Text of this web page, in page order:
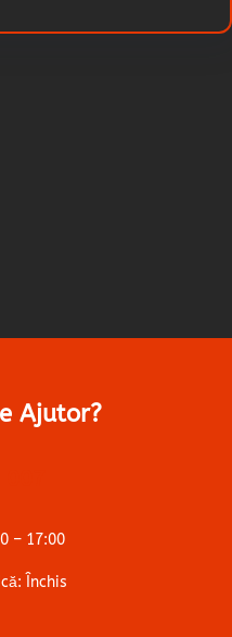
Ajutor?
– 17:00
Închis